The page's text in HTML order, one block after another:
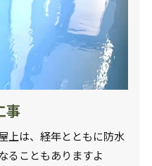
事
上は、経年とともに防水
ることもありますよ